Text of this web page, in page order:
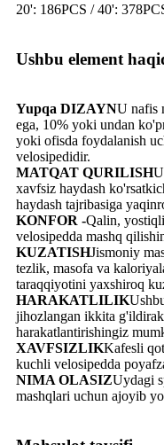
20': 186PCS / 40':
Ushbu element
Yupqa DIZAYNU nafis
ega, 10% yoki undan
yoki ofisda foydalanish
velosipedidir.
MATQAT QURILISH
xavfsiz haydash
haydash tajribasiga
KONFOR -Qalin,
velosipedda mashq
KUZATISHJismoniy
tezlik, masofa va
taraqqiyotini yaxshiroq
HARAKATLILIK
jihozlangan ikkita
harakatlantirishingiz
XAVFSIZLIKKafesli
kuchli velosipedda
NIMA OLASIZUydagi
mashqlari uchun ajoyib